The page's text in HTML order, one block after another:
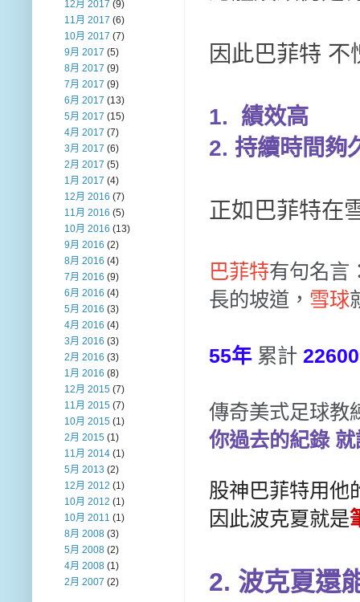
因此巴菲特 不
1. 績效高
2. 持續時間夠
正如巴菲特在
巴菲特有句名言
長的坡道， 雪球
55年累計
傳奇美式足球教
你過去的紀錄
股神巴菲特用他
因此波克夏就是
2. 波克夏還
12月 2017 (9)
11月 2017 (6)
10月 2017 (7)
9月 2017 (5)
8月 2017 (9)
7月 2017 (9)
6月 2017 (13)
5月 2017 (15)
4月 2017 (7)
3月 2017 (6)
2月 2017 (5)
1月 2017 (4)
12月 2016 (7)
11月 2016 (5)
10月 2016 (13)
9月 2016 (2)
8月 2016 (4)
7月 2016 (9)
6月 2016 (4)
5月 2016 (3)
4月 2016 (4)
3月 2016 (3)
2月 2016 (3)
1月 2016 (8)
12月 2015 (7)
11月 2015 (7)
10月 2015 (1)
2月 2015 (1)
11月 2014 (1)
5月 2013 (2)
12月 2012 (1)
10月 2012 (1)
10月 2011 (1)
8月 2008 (3)
5月 2008 (2)
4月 2008 (1)
2月 2007 (2)